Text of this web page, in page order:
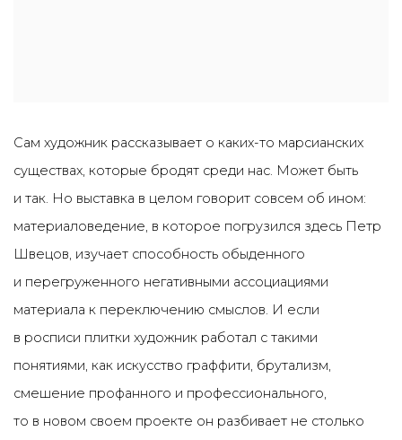
Сам художник рассказывает о каких-то марсианских
существах, которые бродят среди нас. Может быть
и так. Но выставка в целом говорит совсем об ином:
материаловедение, в которое погрузился здесь Петр
Швецов, изучает способность обыденного
и перегруженного негативными ассоциациями
материала к переключению смыслов. И если
в росписи плитки художник работал с такими
понятиями, как искусство граффити, брутализм,
смешение профанного и профессионального,
то в новом своем проекте он разбивает не столько